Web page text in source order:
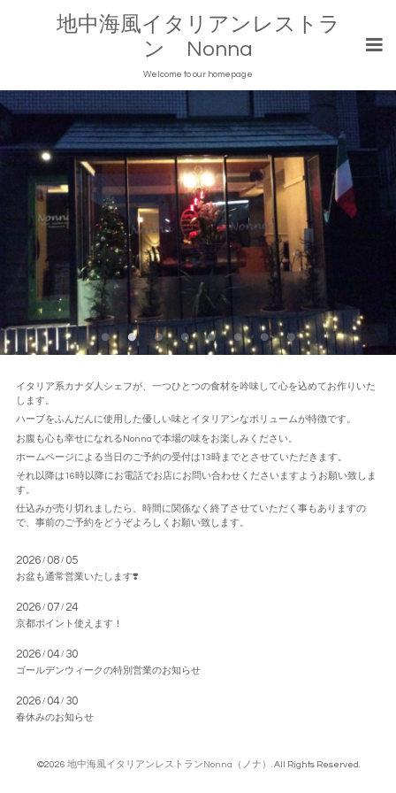
地中海風イタリアンレストラ
ン Nonna
Welcome to our homepage
イタリア系カナダ人シェフが、一つひとつの食材を吟味して心を込めてお作りいた
します。
ハーブをふんだんに使用した優しい味とイタリアンなボリュームが特徴です。
お腹も心も幸せになれるNonnaで本場の味をお楽しみください。
ホームページによる当日のご予約の受付は13時までとさせていただきます。
それ以降は16時以降にお電話でお店にお問い合わせくださいますようお願い致しま
す。
仕込みが売り切れましたら、時間に関係なく終了させていただく事もありますの
で、事前のご予約をどうぞよろしくお願い致します。
2026 / 08 / 05
お盆も通常営業いたします❣️
2026 / 07 / 24
京都ポイント使えます！
2026 / 04 / 30
ゴールデンウィークの特別営業のお知らせ
2026 / 04 / 30
春休みのお知らせ
©2026 地中海風イタリアンレストランNonna（ノナ） . All Rights Reserved.